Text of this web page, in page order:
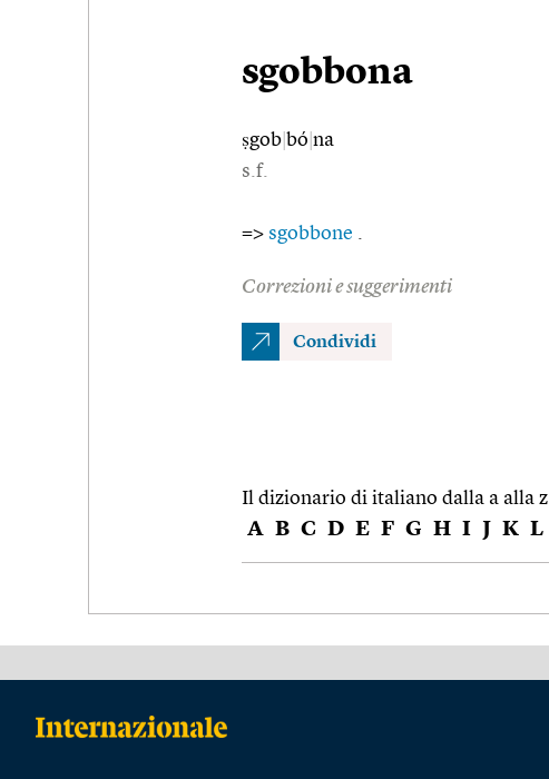
sgobbona
ṣgob bó na
s.f.
=> sgobbone .
Correzioni e suggerimenti
Condividi
Il dizionario di italiano dalla a alla z
A B C D E F G H I J K L